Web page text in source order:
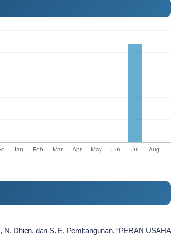
N. Dhien, dan S. E. Pembangunan, “PERAN USAHA